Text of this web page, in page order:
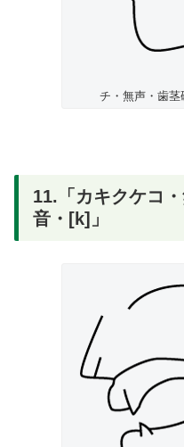
チ・無声・歯茎
11.「カキクケコ
音・[k]」